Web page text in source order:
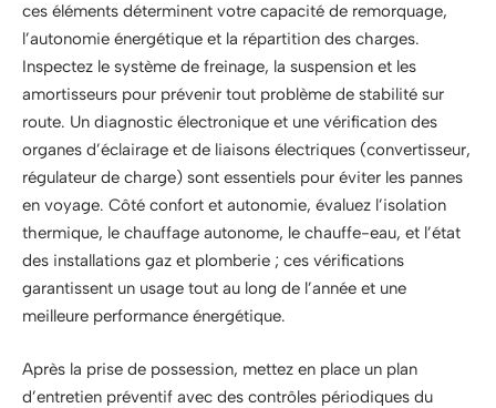
ces éléments déterminent votre capacité de remorquage,
l’autonomie énergétique et la répartition des charges.
Inspectez le système de freinage, la suspension et les
amortisseurs pour prévenir tout problème de stabilité sur
route. Un diagnostic électronique et une vérification des
organes d’éclairage et de liaisons électriques (convertisseur,
régulateur de charge) sont essentiels pour éviter les pannes
en voyage. Côté confort et autonomie, évaluez l’isolation
thermique, le chauffage autonome, le chauffe-eau, et l’état
des installations gaz et plomberie ; ces vérifications
garantissent un usage tout au long de l’année et une
meilleure performance énergétique.
Après la prise de possession, mettez en place un plan
d’entretien préventif avec des contrôles périodiques du